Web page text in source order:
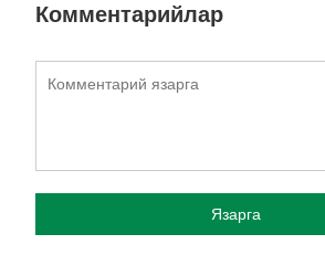
Комментарийлар
Язарга